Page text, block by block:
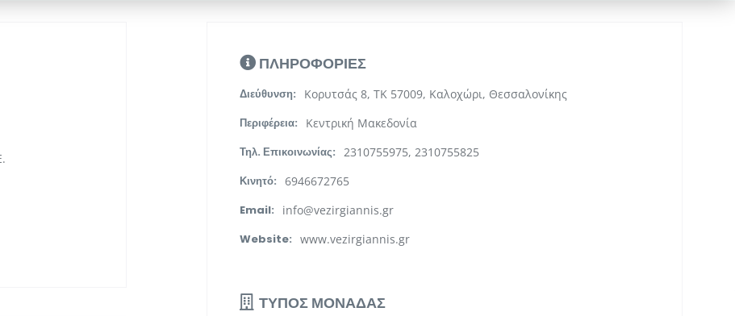
ΠΛΗΡΟΦΟΡΙΕΣ
Διεύθυνση:
Κορυτσάς 8, ΤΚ 57009, Καλοχώρι, Θεσσαλονίκης
Περιφέρεια:
Κεντρική Μακεδονία
Τηλ. Επικοινωνίας: 2310755975, 2310755825
Κινητό: 6946672765
Email:
info@vezirgiannis.gr
Website: www.vezirgiannis.gr
ΤΥΠΟΣ ΜΟΝΑΔΑΣ